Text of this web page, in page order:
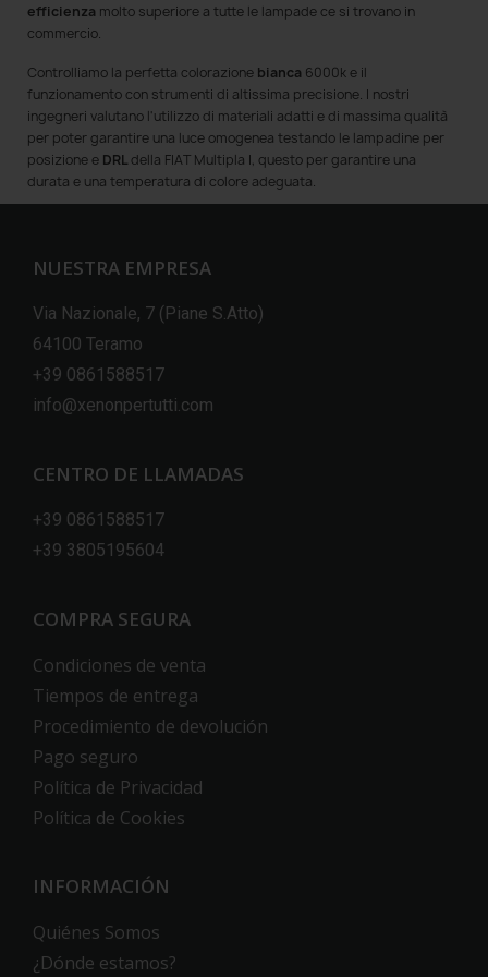
efficienza molto superiore a tutte le lampade ce si trovano in
commercio.
Controlliamo la perfetta colorazione bianca 6000k e il
funzionamento con strumenti di altissima precisione. I nostri
ingegneri valutano l'utilizzo di materiali adatti e di massima qualità
per poter garantire una luce omogenea testando le lampadine per
posizione e DRL della FIAT Multipla I, questo per garantire una
durata e una temperatura di colore adeguata.
NUESTRA EMPRESA
Via Nazionale, 7 (Piane S.Atto)
64100 Teramo
+39 0861588517
info@xenonpertutti.com
CENTRO DE LLAMADAS
+39 0861588517
+39 3805195604
COMPRA SEGURA
Condiciones de venta
Tiempos de entrega
Procedimiento de devolución
Pago seguro
Política de Privacidad
Política de Cookies
INFORMACIÓN
Quiénes Somos
¿Dónde estamos?